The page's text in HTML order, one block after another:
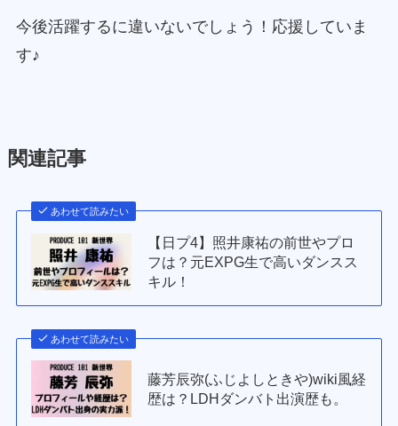
今後活躍するに違いないでしょう！応援していま
す♪
関連記事
あわせて読みたい
【日プ4】照井康祐の前世やプロ
フは？元EXPG生で高いダンスス
キル！
あわせて読みたい
藤芳辰弥(ふじよしときや)wiki風経
歴は？LDHダンバト出演歴も。